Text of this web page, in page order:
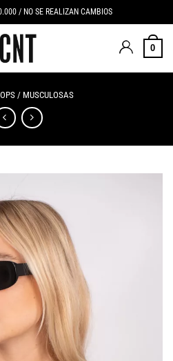
/ NO SE REALIZAN CAMBIOS
0
/ MUSCULOSAS